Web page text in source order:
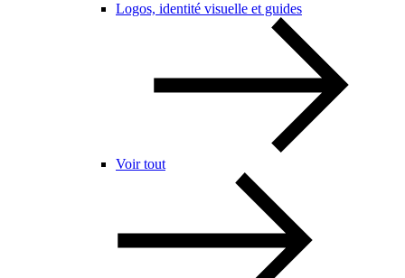
Logos, identité visuelle et guides
Voir tout